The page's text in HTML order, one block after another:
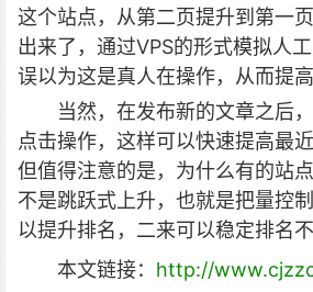
这个站点，从第二页提升到第一
出来了，通过VPS的形式模拟人
误以为这是真人在操作，从而提
当然，在发布新的文章之后
点击操作，这样可以快速提高最
但值得注意的是，为什么有的站
不是跳跃式上升，也就是把量控
以提升排名，二来可以稳定排名
本文链接： http://